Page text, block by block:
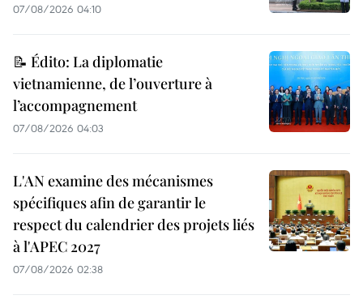
07/08/2026 04:10
📝 Édito: La diplomatie
vietnamienne, de l’ouverture à
l’accompagnement
07/08/2026 04:03
L'AN examine des mécanismes
spécifiques afin de garantir le
respect du calendrier des projets liés
à l'APEC 2027
07/08/2026 02:38